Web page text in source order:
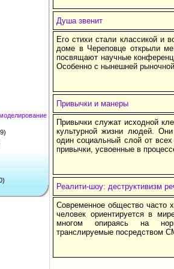
Душа звенит
Его стихи стали классикой и
доме в Череповце открыли
посвящают научные
Особенно с нынешней
Привычки и манеры
Привычки служат исходной
культурной жизни людей.
один социальный слой от
привычки, усвоенные в
Реалити-шоу: деструктивизм
Современное общество часто
человек ориентируется в
многом опираясь на
транслируемые посредством